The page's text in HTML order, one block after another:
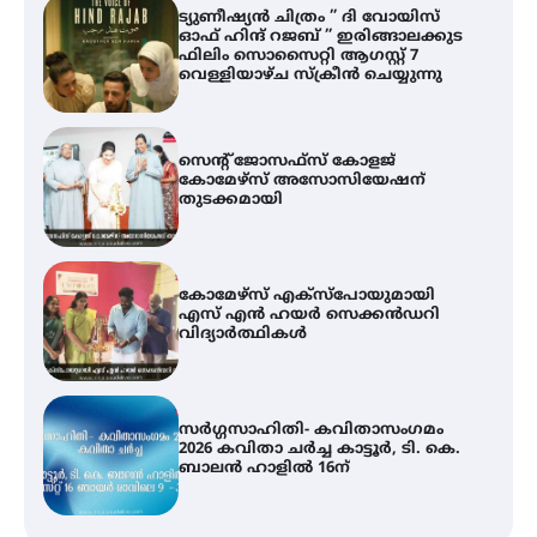
ട്യുണീഷ്യൻ ചിത്രം ” ദി വോയിസ്
ഓഫ് ഹിന്ദ് റജബ് ” ഇരിങ്ങാലക്കുട
ഫിലിം സൊസൈറ്റി ആഗസ്റ്റ് 7
വെള്ളിയാഴ്ച സ്‌ക്രീൻ ചെയ്യുന്നു
സെന്റ് ജോസഫ്സ് കോളജ്
കോമേഴ്‌സ് അസോസിയേഷന്
തുടക്കമായി
കോമേഴ്സ് എക്സ്പോയുമായി
എസ് എൻ ഹയർ സെക്കൻഡറി
വിദ്യാർത്ഥികൾ
സർഗ്ഗസാഹിതി- കവിതാസംഗമം
2026 കവിതാ ചർച്ച കാട്ടൂർ, ടി. കെ.
ബാലൻ ഹാളിൽ 16ന്